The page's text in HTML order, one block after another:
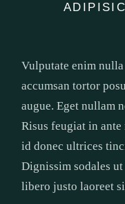
Vulputate enim
accumsan tortor
augue. Eget nullam
Risus feugiat in
id donec ultrices
Dignissim sodales
libero justo laoreet